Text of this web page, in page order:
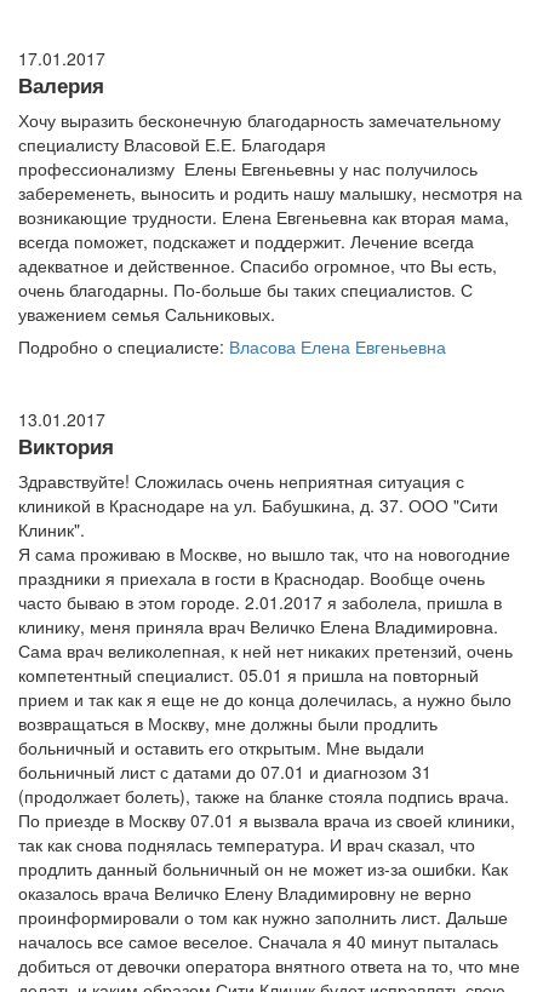
17.01.2017
Валерия
Хочу выразить бесконечную благодарность замечательному
специалисту Власовой Е.Е. Благодаря
профессионализму Елены Евгеньевны у нас получилось
забеременеть, выносить и родить нашу малышку, несмотря на
возникающие трудности. Елена Евгеньевна как вторая мама,
всегда поможет, подскажет и поддержит. Лечение всегда
адекватное и действенное. Спасибо огромное, что Вы есть,
очень благодарны. По-больше бы таких специалистов. С
уважением семья Сальниковых.
Подробно о специалисте: Власова Елена Евгеньевна
13.01.2017
Виктория
Здравствуйте! Сложилась очень неприятная ситуация с
клиникой в Краснодаре на ул. Бабушкина, д. 37. ООО "Сити
Клиник".
Я сама проживаю в Москве, но вышло так, что на новогодние
праздники я приехала в гости в Краснодар. Вообще очень
часто бываю в этом городе. 2.01.2017 я заболела, пришла в
клинику, меня приняла врач Величко Елена Владимировна.
Сама врач великолепная, к ней нет никаких претензий, очень
компетентный специалист. 05.01 я пришла на повторный
прием и так как я еще не до конца долечилась, а нужно было
возвращаться в Москву, мне должны были продлить
больничный и оставить его открытым. Мне выдали
больничный лист с датами до 07.01 и диагнозом 31
(продолжает болеть), также на бланке стояла подпись врача.
По приезде в Москву 07.01 я вызвала врача из своей клиники,
так как снова поднялась температура. И врач сказал, что
продлить данный больничный он не может из-за ошибки. Как
оказалось врача Величко Елену Владимировну не верно
проинформировали о том как нужно заполнить лист. Дальше
началось все самое веселое. Сначала я 40 минут пыталась
добиться от девочки оператора внятного ответа на то, что мне